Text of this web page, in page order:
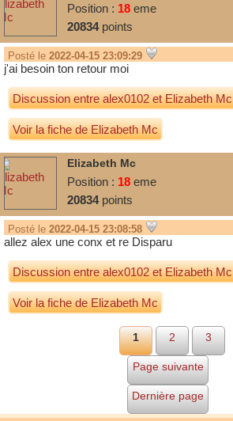
Position : 18 eme
20834points
Posté le 2022-04-15 23:09:29
j'ai besoin ton retour moi
Discussion entrealex0102etElizabeth Mc
Voir la fiche de Elizabeth Mc
Elizabeth Mc
Position : 18 eme
20834points
Posté le 2022-04-15 23:08:58
allez alex une conx et re Disparu
Discussion entrealex0102etElizabeth Mc
Voir la fiche de Elizabeth Mc
1 2 3
Page suivante
Dernière page